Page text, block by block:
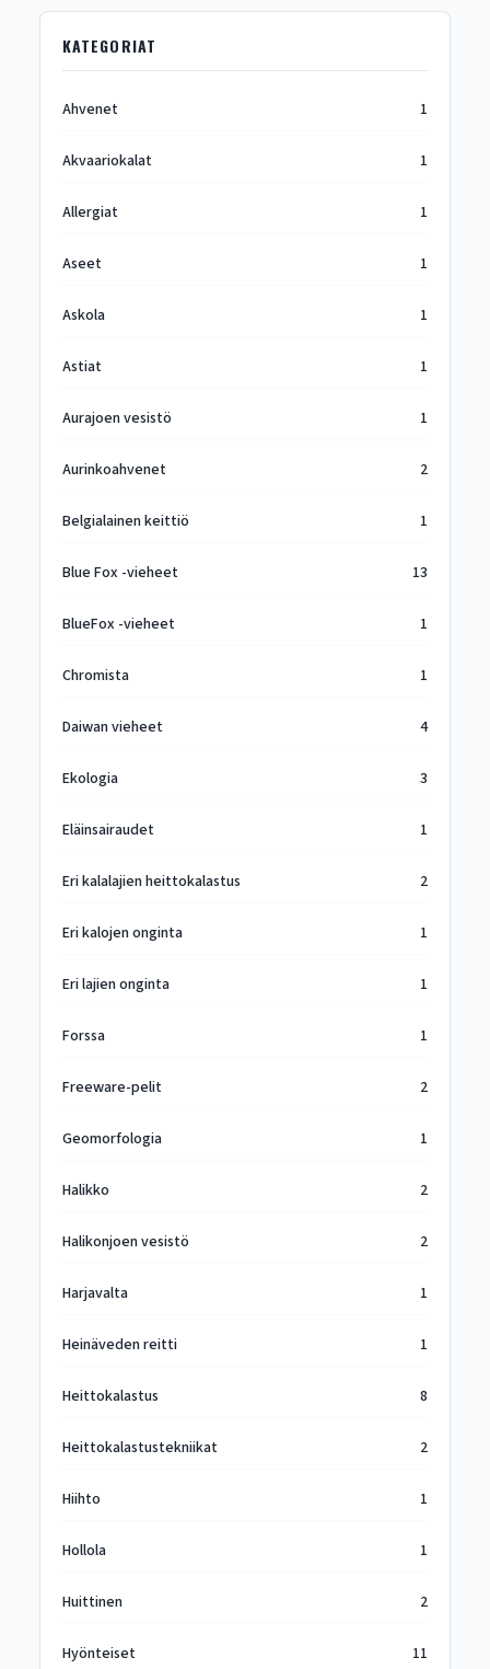
KATEGORIAT
Ahvenet 1
Akvaariokalat 1
Allergiat 1
Aseet 1
Askola 1
Astiat 1
Aurajoen vesistö 1
Aurinkoahvenet 2
Belgialainen keittiö 1
Blue Fox -vieheet 13
BlueFox -vieheet 1
Chromista 1
Daiwan vieheet 4
Ekologia 3
Eläinsairaudet 1
Eri kalalajien heittokalastus 2
Eri kalojen onginta 1
Eri lajien onginta 1
Forssa 1
Freeware-pelit 2
Geomorfologia 1
Halikko 2
Halikonjoen vesistö 2
Harjavalta 1
Heinäveden reitti 1
Heittokalastus 8
Heittokalastustekniikat 2
Hiihto 1
Hollola 1
Huittinen 2
Hyönteiset 11